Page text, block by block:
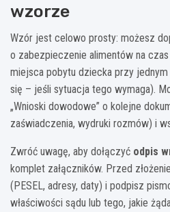
wzorze
Wzór jest celowo prosty: możesz
o zabezpieczenie alimentów na
miejsca pobytu dziecka przy
się – jeśli sytuacja tego wymaga).
„Wnioski dowodowe” o kolejne
zaświadczenia, wydruki rozmów) i
Zwróć uwagę, aby dołączyć odpis
komplet załączników. Przed
(PESEL, adresy, daty) i podpisz
właściwości sądu lub tego, jakie